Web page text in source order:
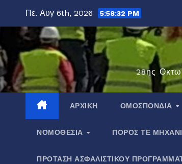
περιεχόμενο
Πε. Αυγ 6th, 2026 5:58:33 PM
28ης
ΑΡΧΙΚΉ ΟΜΟΣΠΟΝΔΊΑ
ΝΟΜΟΘΕΣΊΑ ΠΌΡΟΣ ΤΕ
ΠΡΟΤΑΣΗ ΑΣΦΑΛΙΣΤΙΚΟΥ